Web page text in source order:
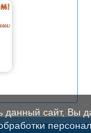
данный сайт, Вы